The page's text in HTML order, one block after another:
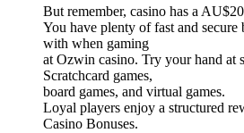
But remember, casino has a
You have plenty of fast and
with when gaming
at Ozwin casino. Try your hand at
Scratchcard games,
board games, and virtual games.
Loyal players enjoy a structured
Casino Bonuses.